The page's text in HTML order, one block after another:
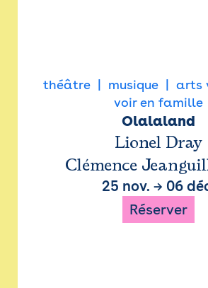
théâtre musique arts
voir en famille
Olalaland
Lionel Dray
Clémence
25 nov. → 06
Réserver